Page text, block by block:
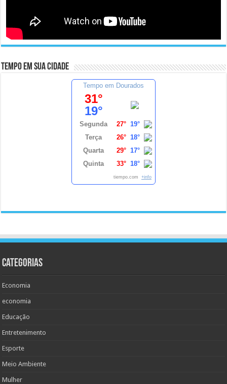
Tempo em sua cidade
Tempo em Dourados
31°
19°
Segunda 27°
19°
Terça
26°
18°
Quarta
29°
17°
Quinta
33° 18°
tiempo.com +info
Categorias
Economia
economia
Educação
Entretenimento
Esporte
Meio Ambiente
Mulher